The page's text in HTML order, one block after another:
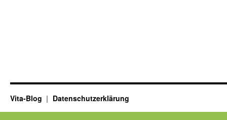
Vita-Blog Datenschutzerklärung